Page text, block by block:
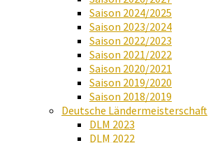
Saison 2024/2025
Saison 2023/2024
Saison 2022/2023
Saison 2021/2022
Saison 2020/2021
Saison 2019/2020
Saison 2018/2019
Deutsche Ländermeisterschaft
DLM 2023
DLM 2022